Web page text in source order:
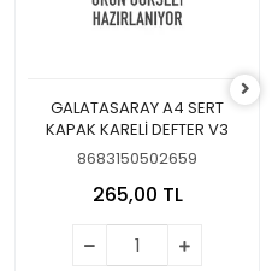
GALATASARAY A4 SERT
KAPAK KARELİ DEFTER V3
8683150502659
265,00 TL